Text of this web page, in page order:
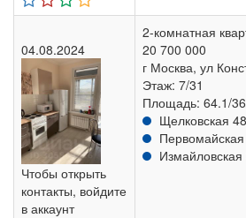
04.08.2024
Чтобы открыть
контакты, войдите
в аккаунт
2-комнатная
20 700 000
г Москва, ул
Этаж: 7/31
Площадь: 64.1/
Щелковская